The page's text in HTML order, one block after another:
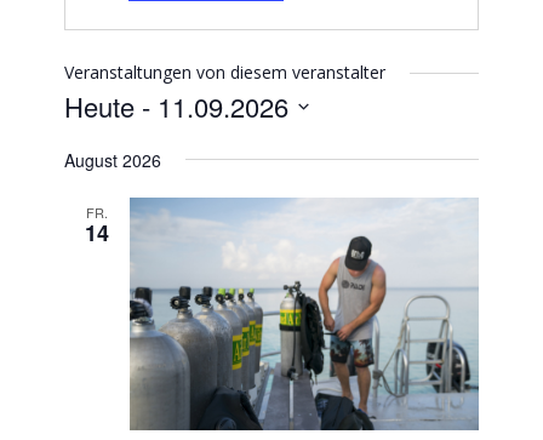
Veranstaltungen von diesem veranstalter
Heute - 11.09.2026
wählen.
August 2026
FR.
14